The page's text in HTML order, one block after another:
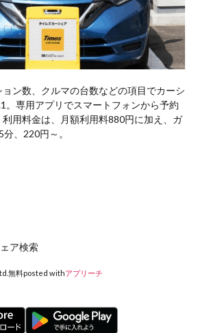
ン数、クルマの台数などの項目でカーシ
。専用アプリでスマートフォンから予約
用料金は、月額利用料880円に加え、ガ
、220円～。
ア検索
無料posted withアプリーチ